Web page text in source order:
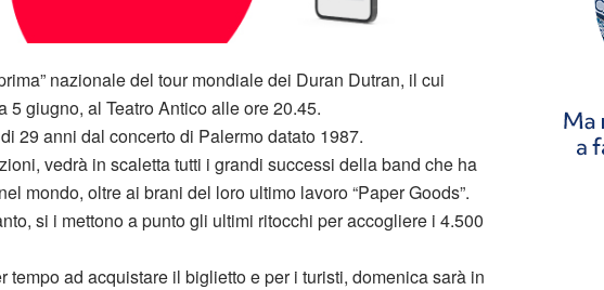
nazionale del tour mondiale dei Duran Dutran, il cui
5 giugno, al Teatro Antico alle ore 20.45.
29 anni dal concerto di Palermo datato 1987.
vedrà in scaletta tutti i grandi successi della band che ha
mondo, oltre ai brani del loro ultimo lavoro “Paper Goods”.
si i mettono a punto gli ultimi ritocchi per accogliere i 4.500
tempo ad acquistare il biglietto e per i turisti, domenica sarà in